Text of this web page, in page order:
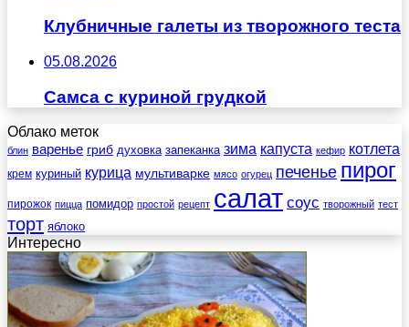
Клубничные галеты из творожного теста
05.08.2026
Самса с куриной грудкой
Облако меток
блин варенье гриб духовка запеканка зима капуста кефир котлета
крем куриный курица мультиварке мясо огурец печенье пирог
пирожок пицца помидор простой рецепт салат соус творожный тест
торт яблоко
Интересно